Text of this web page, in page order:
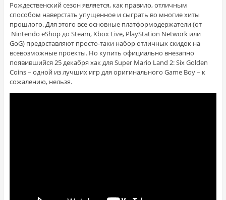
Рождественский сезон является, как правило, отличным
способом наверстать упущенное и сыграть во многие хиты
прошлого. Для этого все основные платформодержатели (от
Nintendo eShop до Steam, Xbox Live, PlayStation Network или
GoG) предоставляют просто-таки набор отличных скидок на
всевозможные проекты. Но купить официально внезапно
появившийся 25 декабря хак для Super Mario Land 2: Six Golden
Coins – одной из лучших игр для оригинального Game Boy – к
сожалению, нельзя.